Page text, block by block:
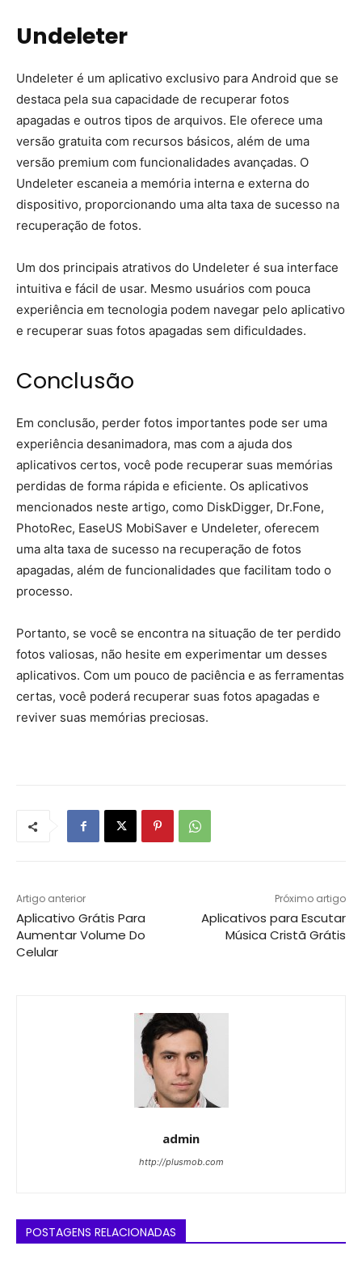
Undeleter
Undeleter é um aplicativo exclusivo para Android que se
destaca pela sua capacidade de recuperar fotos
apagadas e outros tipos de arquivos. Ele oferece uma
versão gratuita com recursos básicos, além de uma
versão premium com funcionalidades avançadas. O
Undeleter escaneia a memória interna e externa do
dispositivo, proporcionando uma alta taxa de sucesso na
recuperação de fotos.
Um dos principais atrativos do Undeleter é sua interface
intuitiva e fácil de usar. Mesmo usuários com pouca
experiência em tecnologia podem navegar pelo aplicativo
e recuperar suas fotos apagadas sem dificuldades.
Conclusão
Em conclusão, perder fotos importantes pode ser uma
experiência desanimadora, mas com a ajuda dos
aplicativos certos, você pode recuperar suas memórias
perdidas de forma rápida e eficiente. Os aplicativos
mencionados neste artigo, como DiskDigger, Dr.Fone,
PhotoRec, EaseUS MobiSaver e Undeleter, oferecem
uma alta taxa de sucesso na recuperação de fotos
apagadas, além de funcionalidades que facilitam todo o
processo.
Portanto, se você se encontra na situação de ter perdido
fotos valiosas, não hesite em experimentar um desses
aplicativos. Com um pouco de paciência e as ferramentas
certas, você poderá recuperar suas fotos apagadas e
reviver suas memórias preciosas.
Artigo anterior
Aplicativo Grátis Para
Aumentar Volume Do
Celular
Próximo artigo
Aplicativos para Escutar
Música Cristã Grátis
admin
http://plusmob.com
POSTAGENS RELACIONADAS